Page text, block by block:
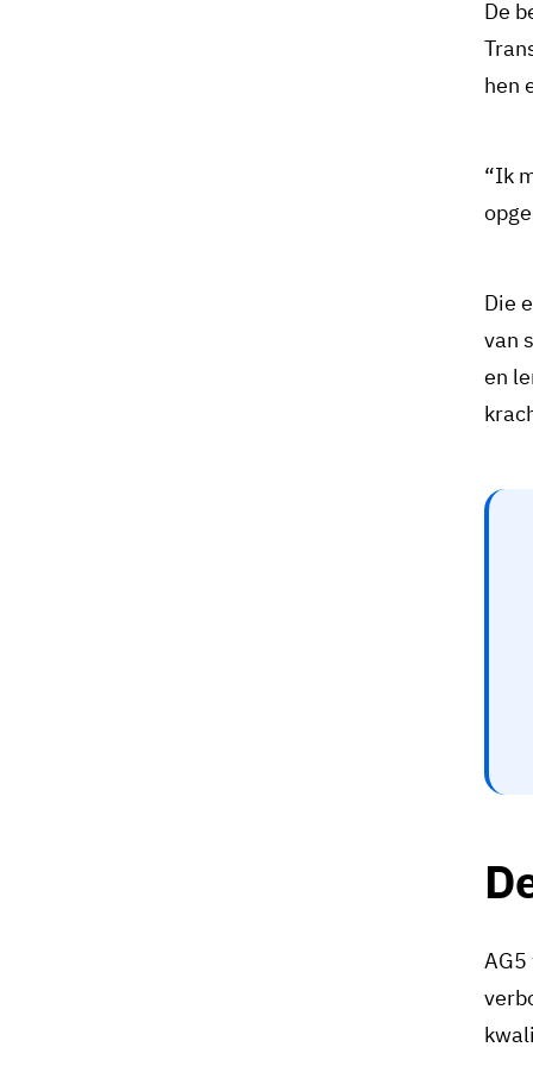
De
hen
“Ik
Die
van
en
AG5